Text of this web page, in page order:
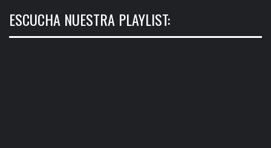
ESCUCHA NUESTRA PLAYLIST: